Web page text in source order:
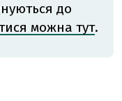
до
можна тут.